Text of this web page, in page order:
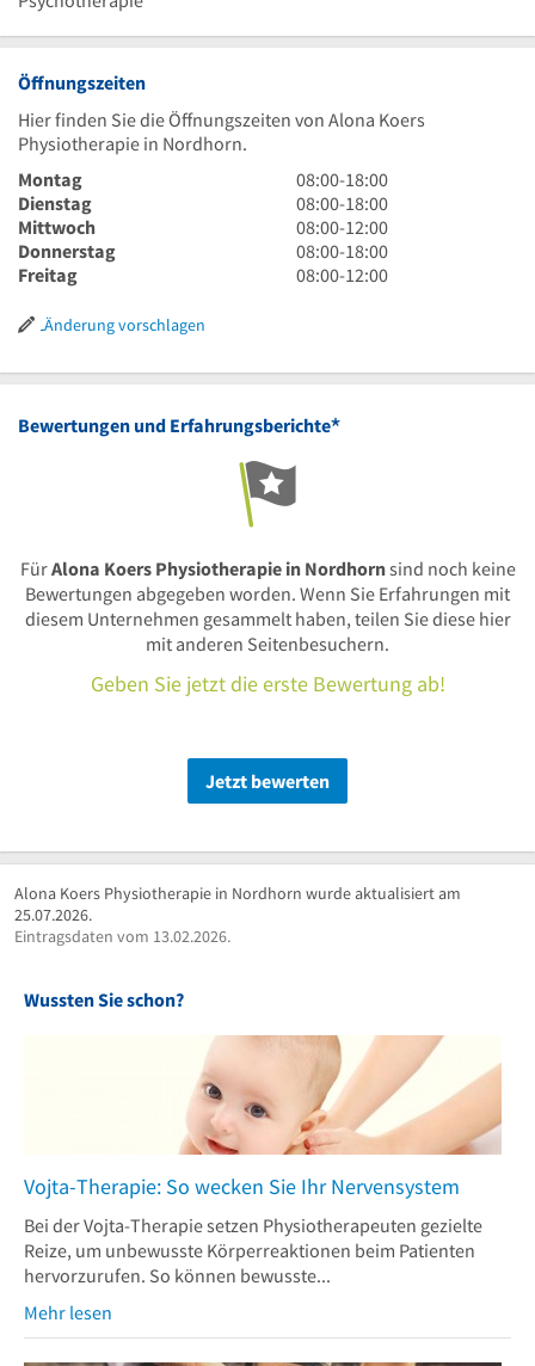
Öffnungszeiten
Hier finden Sie die Öffnungszeiten von Alona Koers
Physiotherapie in Nordhorn.
Montag
8
Uhr
bis
18
Uhr
08:00-18:00
Dienstag
8
Uhr
bis
18
08:00-18:00
Mittwoch
8
Uhr
bis
08:00-12:00
Donnerstag
8
Uhr
08:00-18:00
Freitag
8
Uhr
08:00-12:00
Änderung vorschlagen
Bewertungen und Erfahrungsberichte*
FürAlona Koers Physiotherapie in Nordhornsind noch keine
Bewertungen abgegeben worden. Wenn Sie Erfahrungen mit
diesem Unternehmen gesammelt haben, teilen Sie diese hier
mit anderen Seitenbesuchern.
Geben Sie jetzt die erste Bewertung ab!
Jetzt bewerten
Alona Koers Physiotherapie in Nordhorn wurde aktualisiert am
25.07.2026.
Eintragsdaten vom 13.02.2026.
Wussten Sie schon?
Vojta-Therapie: So wecken Sie Ihr Nervensystem
Bei der Vojta-Therapie setzen Physiotherapeuten gezielte
Reize, um unbewusste Körperreaktionen beim Patienten
hervorzurufen. So können bewusste...
Mehr lesen